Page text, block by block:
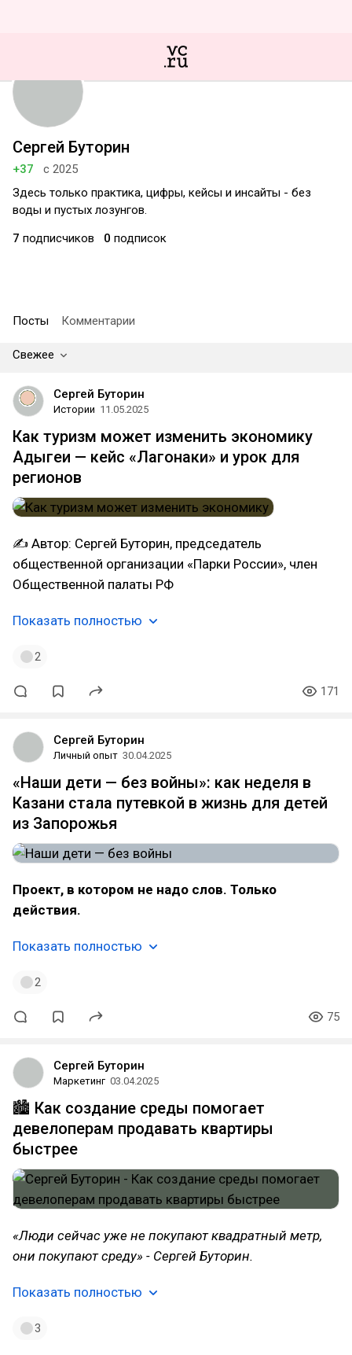
Сергей Буторин
+37
с 2025
Здесь только практика, цифры, кейсы и инсайты - без
воды и пустых лозунгов.
7 подписчиков 0 подписок
Посты Комментарии
Свежее
Сергей Буторин
Истории 11.05.2025
Как туризм может изменить экономику
Адыгеи — кейс «Лагонаки» и урок для
регионов
✍ Автор: Сергей Буторин, председатель
общественной организации «Парки России», член
Общественной палаты РФ
Показать полностью
2
171
Сергей Буторин
Личный опыт 30.04.2025
«Наши дети — без войны»: как неделя в
Казани стала путевкой в жизнь для детей
из Запорожья
Проект, в котором не надо слов. Только
действия.
Показать полностью
2
75
Сергей Буторин
Маркетинг 03.04.2025
🏙 Как создание среды помогает
девелоперам продавать квартиры
быстрее
«Люди сейчас уже не покупают квадратный метр,
они покупают среду» - Сергей Буторин.
Показать полностью
3